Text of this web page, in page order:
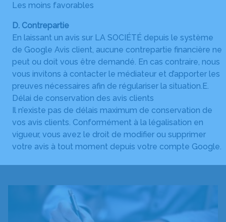
Les moins favorables
D. Contrepartie
En laissant un avis sur LA SOCIÉTÉ depuis le système
de Google Avis client, aucune contrepartie financière ne
peut ou doit vous être demandé. En cas contraire, nous
vous invitons à contacter le médiateur et d’apporter les
preuves nécessaires afin de régulariser la situation.E.
Délai de conservation des avis clients
Il n’existe pas de délais maximum de conservation de
vos avis clients. Conformément à la légalisation en
vigueur, vous avez le droit de modifier ou supprimer
votre avis à tout moment depuis votre compte Google.